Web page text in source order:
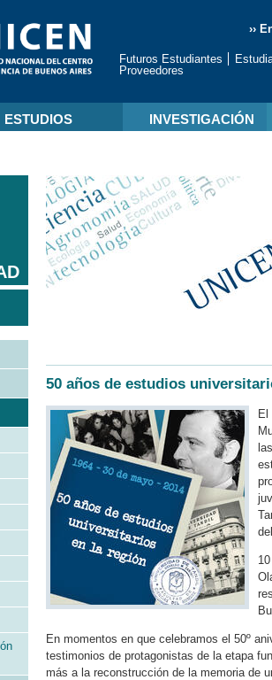
››
Futuros Estudiantes
Proveedores
ESTUDIOS INVESTIGACIÓN
50 años de estudios
El
En momentos en que celebramos el 50º
testimonios de protagonistas de la etapa
más a la reconstrucción de la memoria de